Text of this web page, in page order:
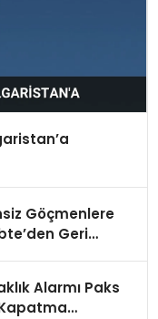
Göçmenlere
Geri
Alarmı Paks